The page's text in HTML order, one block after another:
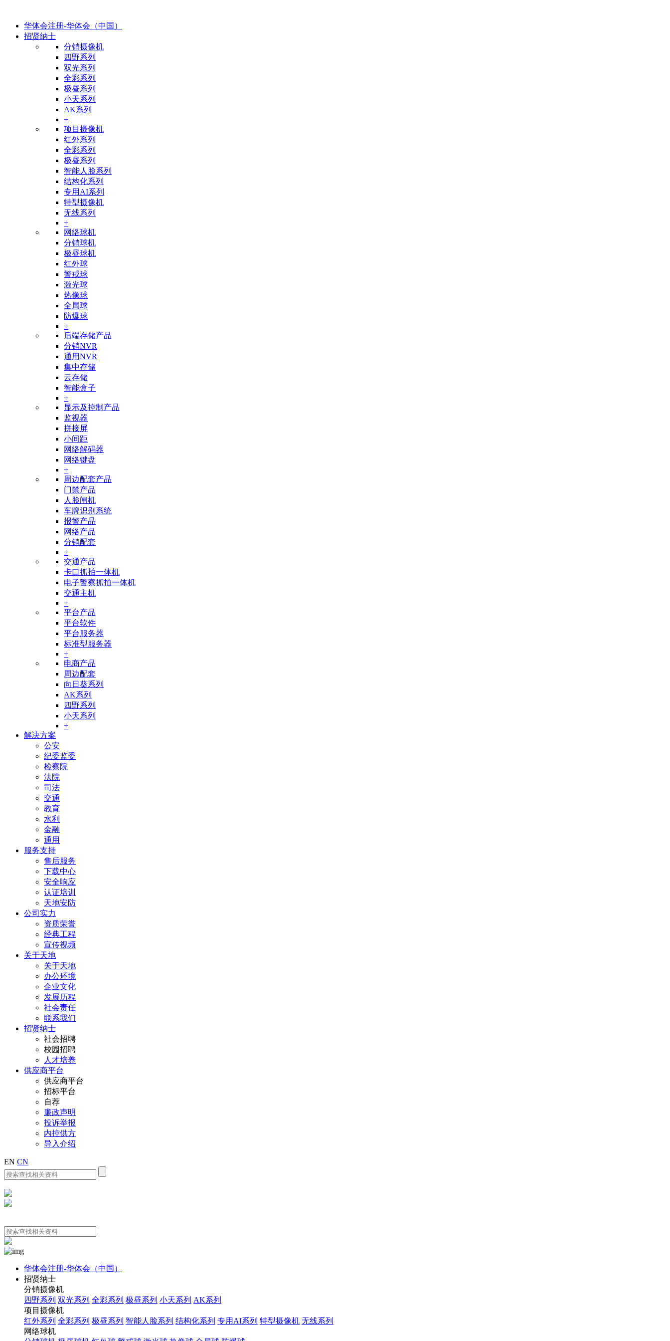
华体会注册-华体会（中国）
招贤纳士
分销摄像机
四野系列
双光系列
全彩系列
极昼系列
小天系列
AK系列
+
项目摄像机
红外系列
全彩系列
极昼系列
智能人脸系列
结构化系列
专用AI系列
特型摄像机
无线系列
+
网络球机
分销球机
极昼球机
红外球
警戒球
激光球
热像球
全局球
防爆球
+
后端存储产品
分销NVR
通用NVR
集中存储
云存储
智能盒子
+
显示及控制产品
监视器
拼接屏
小间距
网络解码器
网络键盘
+
周边配套产品
门禁产品
人脸闸机
车牌识别系统
报警产品
网络产品
分销配套
+
交通产品
卡口抓拍一体机
电子警察抓拍一体机
交通主机
+
平台产品
平台软件
平台服务器
标准型服务器
+
电商产品
周边配套
向日葵系列
AK系列
四野系列
小天系列
+
解决方案
公安
纪委监委
检察院
法院
司法
交通
教育
水利
金融
通用
服务支持
售后服务
下载中心
安全响应
认证培训
天地安防
公司实力
资质荣誉
经典工程
宣传视频
关于天地
关于天地
办公环境
企业文化
发展历程
社会责任
联系我们
招贤纳士
社会招聘
校园招聘
人才培养
供应商平台
供应商平台
招标平台
自荐
廉政声明
投诉举报
内控供方
导入介绍
EN CN
华体会注册-华体会（中国）
招贤纳士
分销摄像机
四野系列 双光系列 全彩系列 极昼系列 小天系列 AK系列
项目摄像机
红外系列 全彩系列 极昼系列 智能人脸系列 结构化系列 专用AI系列 特型摄像机 无线系列
网络球机